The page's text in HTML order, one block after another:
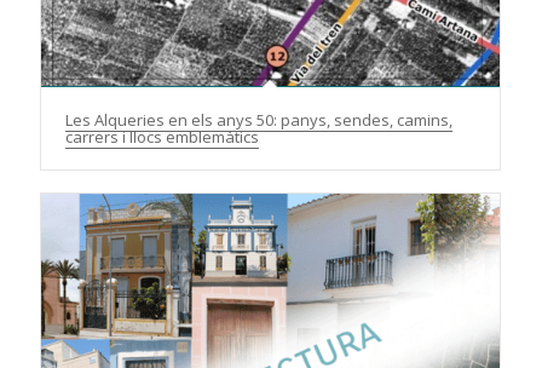
Les Alqueries en els anys 50: panys, sendes, camins,
carrers i llocs emblemàtics